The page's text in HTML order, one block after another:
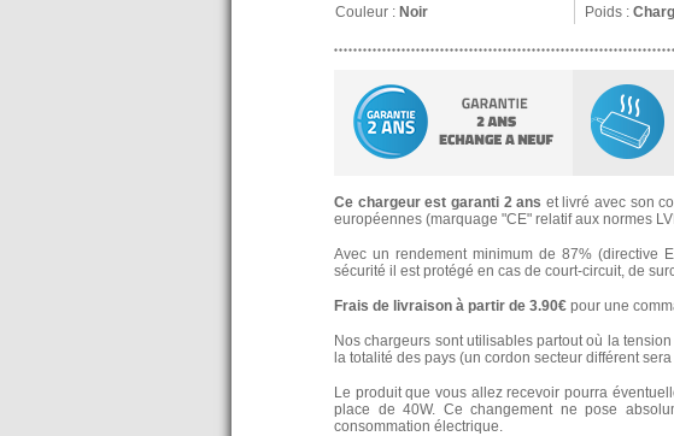
Couleur : Noir Poids :
Ce chargeur est garanti 2 ans et livré avec son
européennes (marquage "CE" relatif aux normes
Avec un rendement minimum de 87% (directive
sécurité il est protégé en cas de court-circuit, de
Frais de livraison à partir de 3.90€ pour une
Nos chargeurs sont utilisables partout où la
la totalité des pays (un cordon secteur différent
Le produit que vous allez recevoir pourra
place de 40W. Ce changement ne pose
consommation électrique.